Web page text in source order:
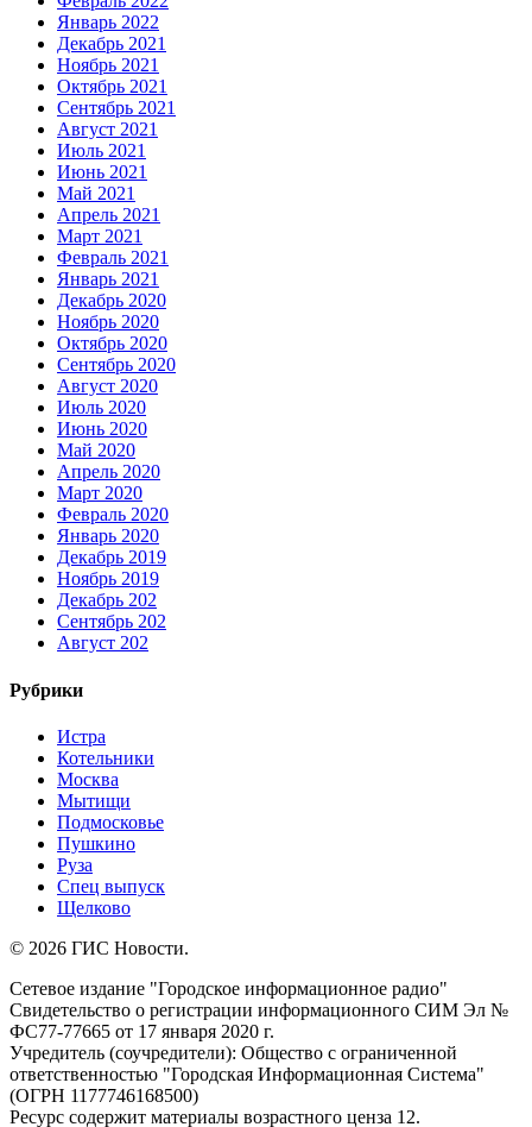
Январь 2022
Декабрь 2021
Ноябрь 2021
Октябрь 2021
Сентябрь 2021
Август 2021
Июль 2021
Июнь 2021
Май 2021
Апрель 2021
Март 2021
Февраль 2021
Январь 2021
Декабрь 2020
Ноябрь 2020
Октябрь 2020
Сентябрь 2020
Август 2020
Июль 2020
Июнь 2020
Май 2020
Апрель 2020
Март 2020
Февраль 2020
Январь 2020
Декабрь 2019
Ноябрь 2019
Декабрь 202
Сентябрь 202
Август 202
Рубрики
Истра
Котельники
Москва
Мытищи
Подмосковье
Пушкино
Руза
Спец выпуск
Щелково
© 2026 ГИС Новости.
Сетевое издание "Городское информационное радио"
Свидетельство о регистрации информационного СИМ Эл №
ФС77-77665 от 17 января 2020 г.
Учредитель (соучредители): Общество с ограниченной
ответственностью "Городская Информационная Система"
(ОГРН 1177746168500)
Ресурс содержит материалы возрастного ценза 12.